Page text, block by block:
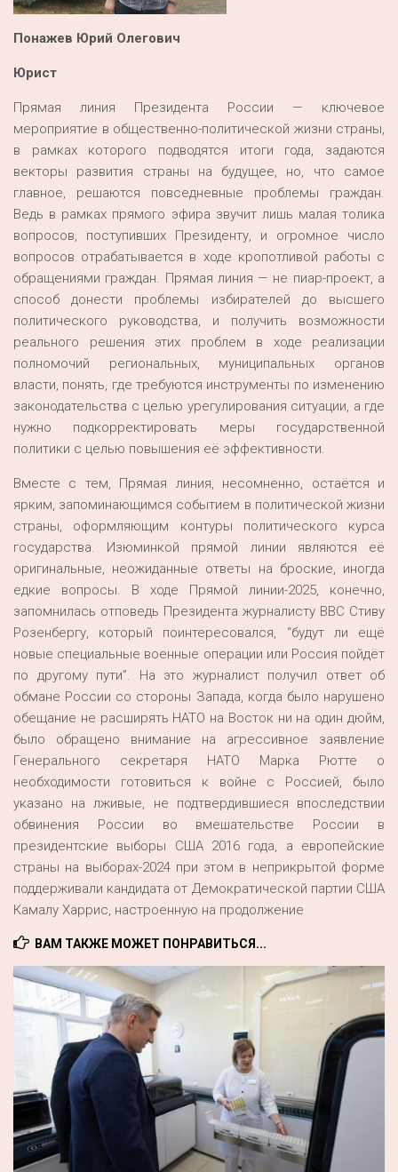
Понажев Юрий Олегович
Юрист
Прямая линия Президента России — ключевое
мероприятие в общественно-политической жизни страны,
в рамках которого подводятся итоги года, задаются
векторы развития страны на будущее, но, что самое
главное, решаются повседневные проблемы граждан.
Ведь в рамках прямого эфира звучит лишь малая толика
вопросов, поступивших Президенту, и огромное число
вопросов отрабатывается в ходе кропотливой работы с
обращениями граждан. Прямая линия — не пиар-проект, а
способ донести проблемы избирателей до высшего
политического руководства, и получить возможности
реального решения этих проблем в ходе реализации
полномочий региональных, муниципальных органов
власти, понять, где требуются инструменты по изменению
законодательства с целью урегулирования ситуации, а где
нужно подкорректировать меры государственной
политики с целью повышения её эффективности.
Вместе с тем, Прямая линия, несомненно, остаётся и
ярким, запоминающимся событием в политической жизни
страны, оформляющим контуры политического курса
государства. Изюминкой прямой линии являются её
оригинальные, неожиданные ответы на броские, иногда
едкие вопросы. В ходе Прямой линии-2025, конечно,
запомнилась отповедь Президента журналисту ВВС Стиву
Розенбергу, который поинтересовался, “будут ли ещё
новые специальные военные операции или Россия пойдёт
по другому пути”. На это журналист получил ответ об
обмане России со стороны Запада, когда было нарушено
обещание не расширять НАТО на Восток ни на один дюйм,
было обращено внимание на агрессивное заявление
Генерального секретаря НАТО Марка Рютте о
необходимости готовиться к войне с Россией, было
указано на лживые, не подтвердившиеся впоследствии
обвинения России во вмешательстве России в
президентские выборы США 2016 года, а европейские
страны на выборах-2024 при этом в неприкрытой форме
поддерживали кандидата от Демократической партии США
Камалу Харрис, настроенную на продолжение
ВАМ ТАКЖЕ МОЖЕТ ПОНРАВИТЬСЯ...